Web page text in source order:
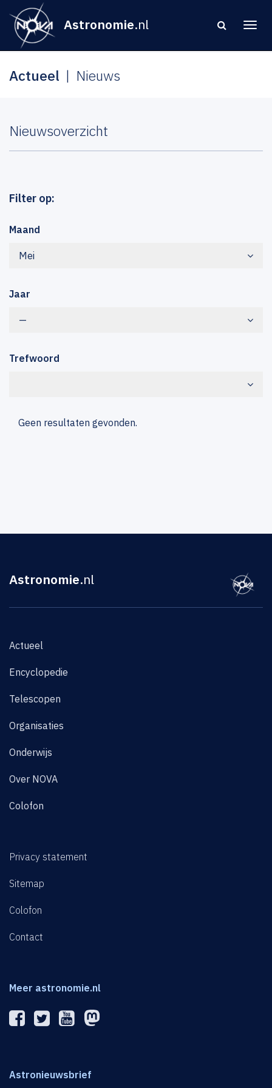
Astronomie.nl
Actueel Nieuws
Nieuwsoverzicht
Filter op:
Maand
Mei
Jaar
—
Trefwoord
Geen resultaten gevonden.
Astronomie.nl
Actueel
Encyclopedie
Telescopen
Organisaties
Onderwijs
Over NOVA
Colofon
Privacy statement
Sitemap
Colofon
Contact
Meer astronomie.nl
Astronieuwsbrief